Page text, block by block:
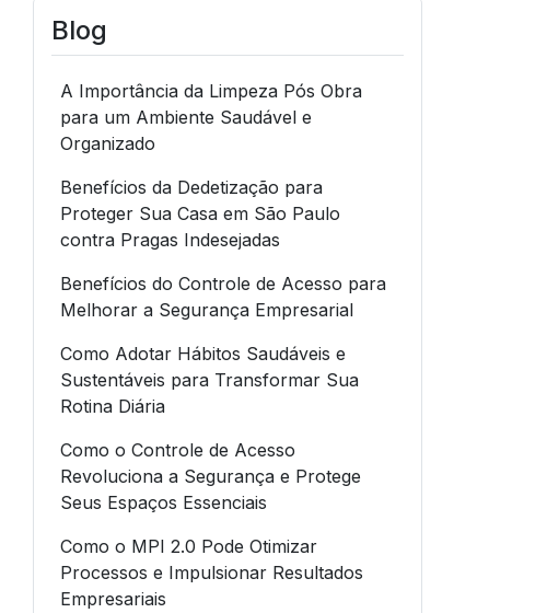
Blog
A Importância da Limpeza Pós Obra
para um Ambiente Saudável e
Organizado
Benefícios da Dedetização para
Proteger Sua Casa em São Paulo
contra Pragas Indesejadas
Benefícios do Controle de Acesso para
Melhorar a Segurança Empresarial
Como Adotar Hábitos Saudáveis e
Sustentáveis para Transformar Sua
Rotina Diária
Como o Controle de Acesso
Revoluciona a Segurança e Protege
Seus Espaços Essenciais
Como o MPI 2.0 Pode Otimizar
Processos e Impulsionar Resultados
Empresariais